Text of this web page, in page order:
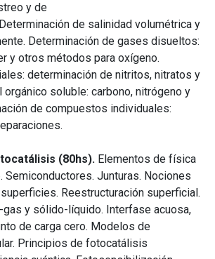
y de
de salinidad volumétrica y
Determinación de gases disueltos:
y otros métodos para oxígeno.
determinación de nitritos, nitratos y
soluble: carbono, nitrógeno y
de compuestos individuales:
(80hs). Elementos de física
Junturas. Nociones
Reestructuración superficial.
y sólido-líquido. Interfase acuosa,
de carga cero. Modelos de
Principios de fotocatálisis